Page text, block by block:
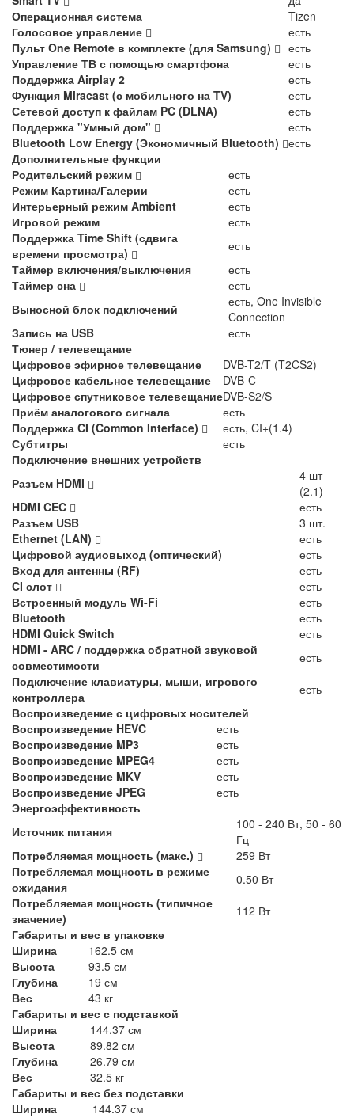
Операционная система
Tizen
Голосовое управление
есть
Пульт One Remote в комплекте (для Samsung)
есть
Управление ТВ с помощью смартфона
есть
Поддержка Airplay 2
есть
Функция Miracast (с мобильного на TV)
есть
Сетевой доступ к файлам PC (DLNA)
есть
Поддержка "Умный дом"
есть
Bluetooth Low Energy (Экономичный Bluetooth)
есть
Дополнительные функции
Родительский режим
есть
Режим Картина/Галерии
есть
Интерьерный режим Ambient
есть
Игровой режим
есть
Поддержка Time Shift (сдвига
времени просмотра)
есть
Таймер включения/выключения
есть
Таймер сна
есть
Выносной блок подключений
есть, One Invisible
Connection
Запись на USB
есть
Тюнер / телевещание
Цифровое эфирное телевещание
DVB-T2/T (T2CS2)
Цифровое кабельное телевещание
DVB-C
Цифровое спутниковое телевещаниеDVB-S2/S
Приём аналогового сигнала
есть
Поддержка CI (Common Interface)
есть, CI+(1.4)
Субтитры
есть
Подключение внешних устройств
Разъем HDMI
4 шт
(2.1)
HDMI CEC
есть
Разъем USB
3 шт.
Ethernet (LAN)
есть
Цифровой аудиовыход (оптический)
есть
Вход для антенны (RF)
есть
CI слот
есть
Встроенный модуль Wi-Fi
есть
Bluetooth
есть
HDMI Quick Switch
есть
HDMI - ARC / поддержка обратной звуковой
совместимости
есть
Подключение клавиатуры, мыши, игрового
контроллера
есть
Воспроизведение с цифровых носителей
Воспроизведение HEVC
есть
Воспроизведение MP3
есть
Воспроизведение MPEG4
есть
Воспроизведение MKV
есть
Воспроизведение JPEG
есть
Энергоэффективность
Источник питания
100 - 240 Вт, 50 - 60
Гц
Потребляемая мощность (макс.)
259 Вт
Потребляемая мощность в режиме
ожидания
0.50 Вт
Потребляемая мощность (типичное
значение)
112 Вт
Габариты и вес в упаковке
Ширина
162.5 см
Высота
93.5 см
Глубина
19 см
Вес
43 кг
Габариты и вес с подставкой
Ширина
144.37 см
Высота
89.82 см
Глубина
26.79 см
Вес
32.5 кг
Габариты и вес без подставки
Ширина
144.37 см